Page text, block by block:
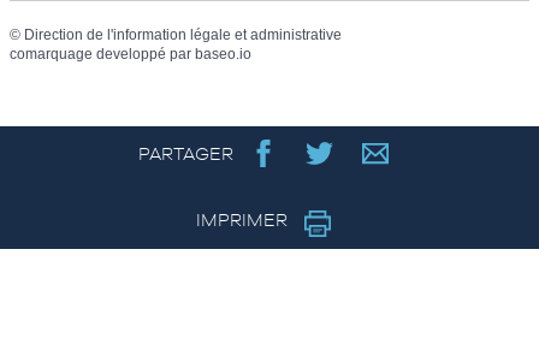
© Direction de l'information légale et administrative
comarquage developpé par baseo.io
PARTAGER
IMPRIMER